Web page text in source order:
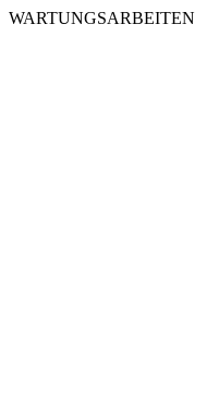
WARTUNGSARBEITEN